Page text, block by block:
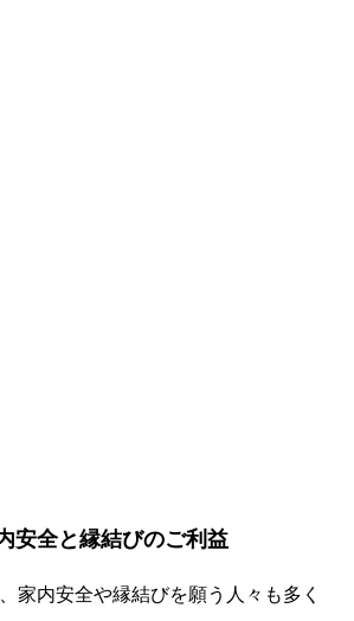
安全と縁結びのご利益
家内安全や縁結びを願う人々も多く